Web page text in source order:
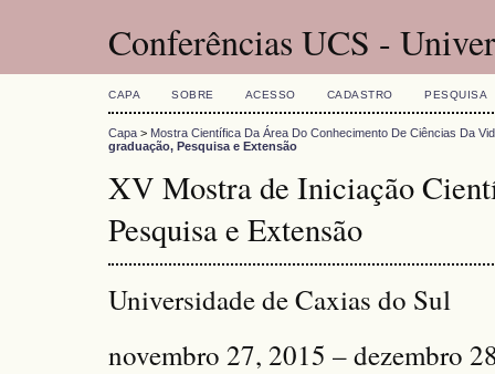
Conferências UCS -
CAPA SOBRE ACESSO CADASTRO PESQUISA
Capa > Mostra Científica Da Área Do Conhecimento De Ciências Da
graduação, Pesquisa e Extensão
XV Mostra de Iniciação
Pesquisa e Extensão
Universidade de Caxias do Sul
novembro 27, 2015 – dezembro